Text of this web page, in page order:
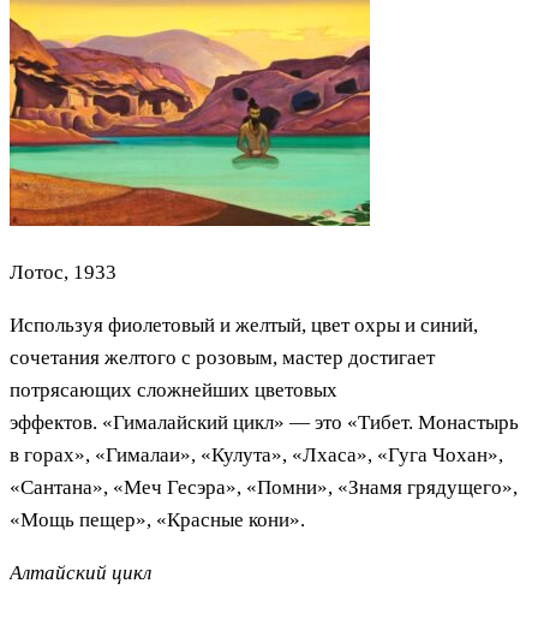
Лотос, 1933
Используя фиолетовый и желтый, цвет охры и синий,
сочетания желтого с розовым, мастер достигает
потрясающих сложнейших цветовых
эффектов. «Гималайский цикл» — это «Тибет. Монастырь
в горах», «Гималаи», «Кулута», «Лхаса», «Гуга Чохан»,
«Сантана», «Меч Гесэра», «Помни», «Знамя грядущего»,
«Мощь пещер», «Красные кони».
Алтайский цикл